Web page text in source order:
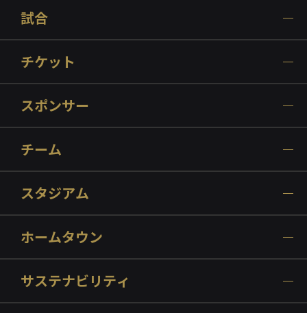
試合
チケット
スポンサー
チーム
スタジアム
ホームタウン
サステナビリティ